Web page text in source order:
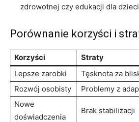
zdrowotnej czy edukacji dla
Porównanie korzyści i
Korzyści
Straty
Lepsze zarobki
Tęsknota za
Rozwój osobisty
Problemy z
Nowe
doświadczenia
Brak stabilizacji